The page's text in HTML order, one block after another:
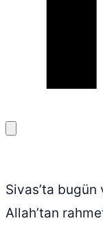
kopyala
Sivas’ta bugün
Allah’tan